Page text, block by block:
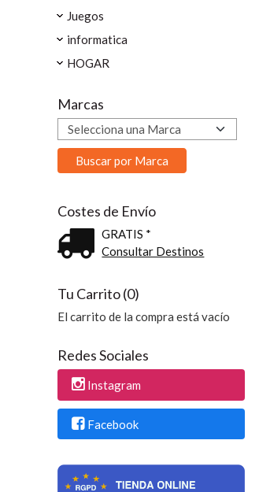
Juegos
informatica
HOGAR
Marcas
Costes de Envío
GRATIS *
Consultar Destinos
Tu Carrito (0)
El carrito de la compra está vacío
Redes Sociales
Instagram
Facebook